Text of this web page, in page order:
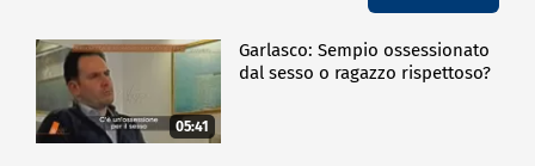
05:41
Garlasco: Sempio ossessionato
dal sesso o ragazzo rispettoso?